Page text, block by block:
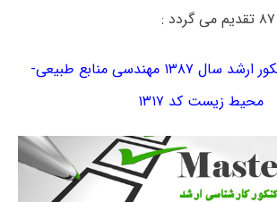
دانلود سوالات کنکور ارشد سال ۱۳۸۷ مهندسی منابع طبیعی-
محیط زیست کد ۱۳۱۷